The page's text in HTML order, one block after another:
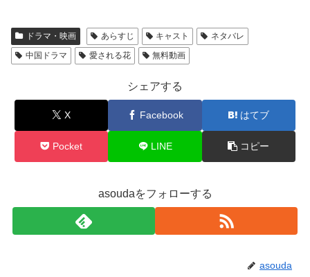
ドラマ・映画 あらすじ キャスト
ネタバレ
中国ドラマ
愛される花 無料動画
シェアする
X Facebook はてブ
Pocket LINE コピー
asoudaをフォローする
asouda